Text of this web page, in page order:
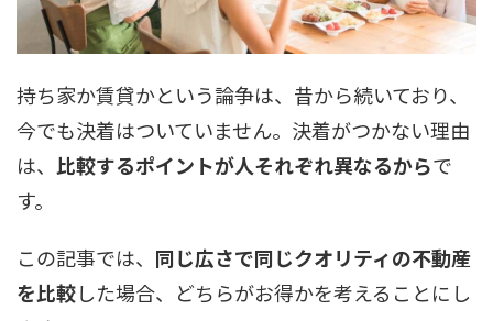
持ち家か賃貸かという論争は、昔から続いており、
今でも決着はついていません。決着がつかない理由
は、 比較するポイントが人それぞれ異なるからで
す。
この記事では、 同じ広さで同じクオリティの不動産
を比較した場合、どちらがお得かを考えることにし